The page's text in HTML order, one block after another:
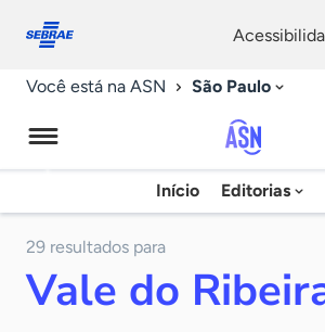
conosco
Você está na ASN São Paulo
Início Editorias
29 resultados para
Vale do